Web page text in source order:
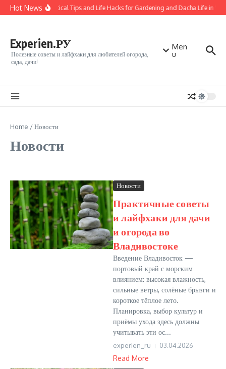
Перейти к содержанию
Hot News50 Practical Tips and Life Hacks for Gardening and Dacha Life in
Experien.РУ
Полезные советы и лайфхаки для любителей огорода,
сада, дачи!
Men
u
Home /Новости
Новости
Новости
Практичные советы
и лайфхаки для дачи
и огорода во
Владивостоке
Введение Владивосток —
портовый край с морским
влиянием: высокая влажность,
сильные ветры, солёные брызги и
короткое тёплое лето.
Планировка, выбор культур и
приёмы ухода здесь должны
учитывать эти ос...
experien_ru 03.04.2026
Read More